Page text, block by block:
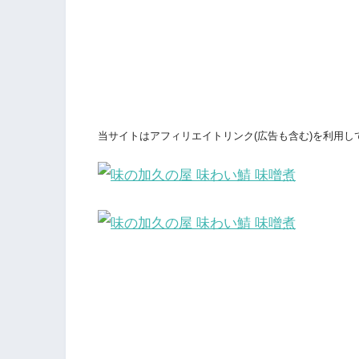
当サイトはアフィリエイトリンク(広告も含む)を利用し